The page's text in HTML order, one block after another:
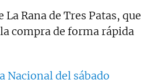
La Rana de Tres Patas, que
compra de forma rápida
Nacional del sábado